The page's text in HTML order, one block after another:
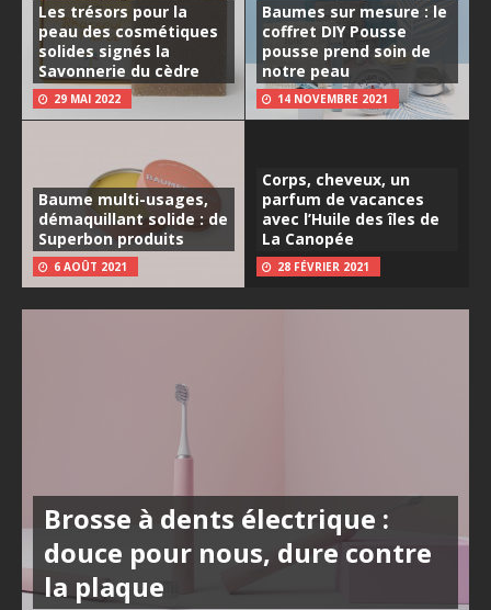
Les trésors pour la
peau des cosmétiques
solides signés la
Savonnerie du cèdre
29 MAI 2022
Baumes sur mesure : le
coffret DIY Pousse
pousse prend soin de
notre peau
14 NOVEMBRE 2021
Baume multi-usages,
démaquillant solide : de
Superbon produits
6 AOÛT 2021
Corps, cheveux, un
parfum de vacances
avec l’Huile des îles de
La Canopée
28 FÉVRIER 2021
Brosse à dents électrique :
douce pour nous, dure contre
la plaque